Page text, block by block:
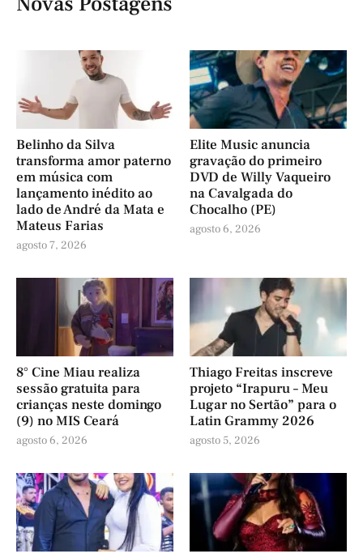
Belinho da Silva
transforma amor paterno
em música com
lançamento inédito ao
lado de André da Mata e
Mateus Farias
agosto 7, 2026
Elite Music anuncia
gravação do primeiro
DVD de Willy Vaqueiro
na Cavalgada do
Chocalho (PE)
agosto 6, 2026
8° Cine Miau realiza
sessão gratuita para
crianças neste domingo
(9) no MIS Ceará
agosto 6, 2026
Thiago Freitas inscreve
projeto “Irapuru – Meu
Lugar no Sertão” para o
Latin Grammy 2026
agosto 5, 2026